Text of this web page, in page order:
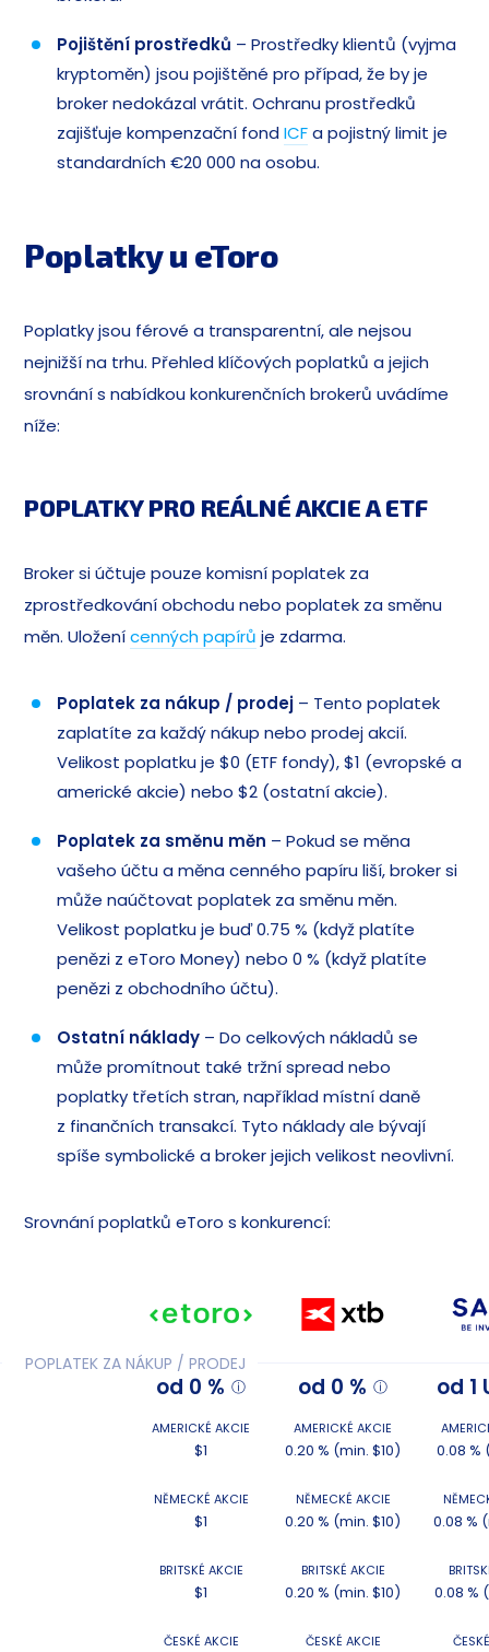
Pojištění prostředků – Prostředky klientů (vyjma
kryptoměn) jsou pojištěné pro případ, že by je
broker nedokázal vrátit. Ochranu prostředků
zajišťuje kompenzační fondICFa pojistný limit je
standardních €20 000 na osobu.
Poplatky u eToro
Poplatky jsou férové a transparentní, ale nejsou
nejnižší na trhu. Přehled klíčových poplatků a jejich
srovnání s nabídkou konkurenčních brokerů uvádíme
níže:
POPLATKY PRO REÁLNÉ AKCIE A ETF
Broker si účtuje pouze komisní poplatek za
zprostředkování obchodu nebo poplatek za směnu
měn. Uloženícenných papírů je zdarma.
Poplatek za nákup / prodej – Tento poplatek
zaplatíte za každý nákup nebo prodej akcií.
Velikost poplatku je $0 (ETF fondy), $1 (evropské a
americké akcie) nebo $2 (ostatní akcie).
Poplatek za směnu měn – Pokud se měna
vašeho účtu a měna cenného papíru liší, broker si
může naúčtovat poplatek za směnu měn.
Velikost poplatku je buď 0.75 % (když platíte
penězi z eToro Money) nebo 0 % (když platíte
penězi z obchodního účtu).
Ostatní náklady – Do celkových nákladů se
může promítnout také tržní spread nebo
poplatky třetích stran, například místní daně
z finančních transakcí. Tyto náklady ale bývají
spíše symbolické a broker jejich velikost neovlivní.
Srovnání poplatků eToro s konkurencí:
POPLATEK ZA NÁKUP / PRODEJ
od 0 % od 0 % od 1
AMERICKÉ AKCIE
$1
NĚMECKÉ AKCIE
$1
BRITSKÉ AKCIE
$1
ČESKÉ AKCIE
AMERICKÉ AKCIE
0.20 % (min. $10)
NĚMECKÉ AKCIE
0.20 % (min. $10)
BRITSKÉ AKCIE
0.20 % (min. $10)
ČESKÉ AKCIE
0.08 %
0.08 %
0.08 %